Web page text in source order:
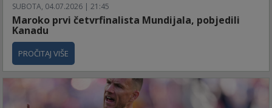
SUBOTA, 04.07.2026 | 21:45
Maroko prvi četvrfinalista Mundijala, pobjedili
Kanadu
PROČITAJ VIŠE